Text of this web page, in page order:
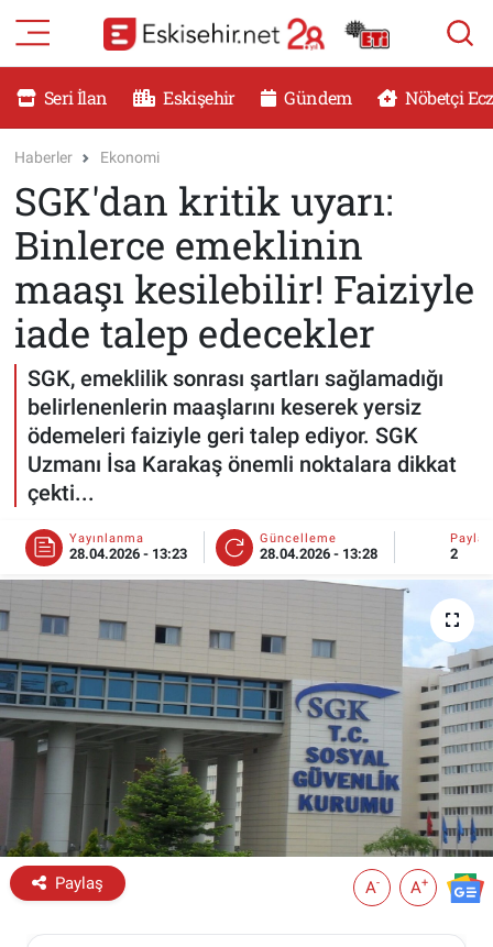
Seri İlan Eskişehir Gündem Nöbetçi
Haberler Ekonomi
SGK'dan kritik uyarı:
Binlerce emeklinin
maaşı kesilebilir! Faiziyle
iade talep edecekler
SGK, emeklilik sonrası şartları sağlamadığı
belirlenenlerin maaşlarını keserek yersiz
ödemeleri faiziyle geri talep ediyor. SGK
Uzmanı İsa Karakaş önemli noktalara dikkat
çekti...
Yayınlanma
28.04.2026 - 13:23
Güncelleme
28.04.2026 - 13:28 2
Paylaş A- A+
RESMİ İLANLAR
DÜNYA
SAĞLIK
MAGAZİN
KADIN
TEKNOLOJİ
YEMEK
ESKİŞEHİR NÖBETÇİ ECZANELER
Eskişehir Hava Durumu
Eskişehir Tramvay Saatleri
Eskişehir Otobüs Saatleri
Eskişehir Nöbetçi Eczaneler
Eskişehir Namaz Vakitleri
Eskişehir Trafik Yoğunluk Haritası
Süper Lig Puan Durumu ve Fikstür
Tüm Manşetler
Son Dakika Haberleri
Haber Arşivi